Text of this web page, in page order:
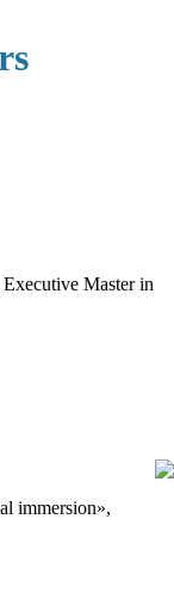
Master in
immersion»,